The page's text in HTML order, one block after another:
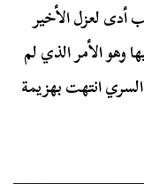
أدى لعزل الأخير
وهو الأمر الذي لم
انتهت بهزيمة